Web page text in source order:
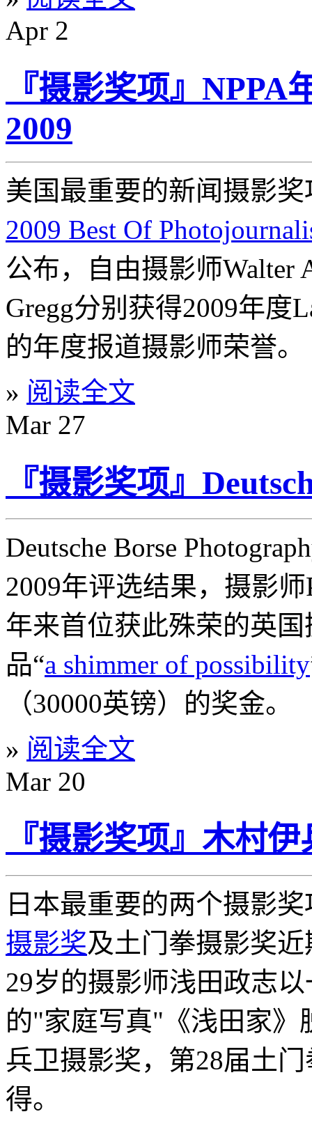
Apr 2
『摄影奖项』
2009
美国最重要的新闻摄影
2009 Best Of
公布，自由摄影师Walter
Gregg分别获得2009年度
的年度报道摄影师荣誉。
» 阅读全文
Mar 27
『摄影奖项』
Deutsche Borse
2009年评选结果，摄影师
年来首位获此殊荣的英
品“a shimmer of possibility
（30000英镑）的奖金。
» 阅读全文
Mar 20
『摄影奖项』木村
日本最重要的两个摄影
摄影奖及土门拳摄影奖
29岁的摄影师浅田政志
的"家庭写真"《浅田家》
兵卫摄影奖，第28届土
得。